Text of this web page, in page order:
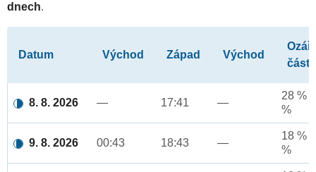
dnech.
Datum Východ Západ Východ
část
8. 8. 2026 — 17:41 —
28 %
%
9. 8. 2026 00:43 18:43 —
18 %
%